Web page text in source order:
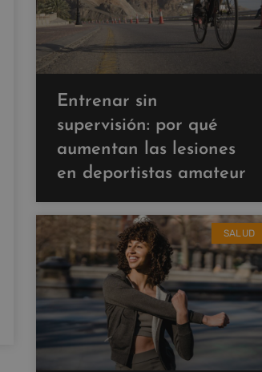
Entrenar sin
supervisión: por qué
aumentan las lesiones
en deportistas amateur
SALUD